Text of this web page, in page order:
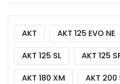
AKT AKT 125 EVO NE
AKT 125 SL
AKT 125
AKT 180 XM
AKT 200